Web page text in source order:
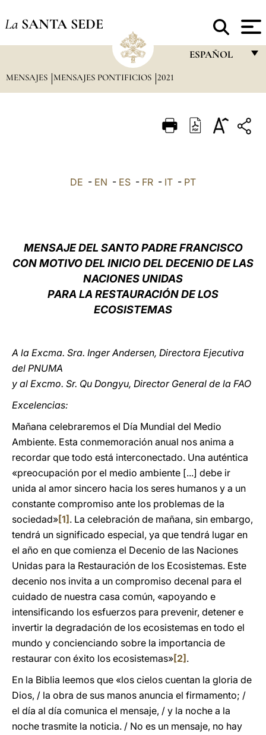
La SANTA SEDE
ESPAÑOL
ITALIANO
中文
MENSAJES MENSAJES PONTIFICIOS 2021
DE - EN - ES - FR - IT - PT
MENSAJE DEL SANTO PADRE FRANCISCO
CON MOTIVO DEL INICIO DEL DECENIO DE LAS
NACIONES UNIDAS
PARA LA RESTAURACIÓN DE LOS
ECOSISTEMAS
A la Excma. Sra. Inger Andersen, Directora Ejecutiva
del PNUMA
y al Excmo. Sr. Qu Dongyu, Director General de la FAO
Excelencias:
Mañana celebraremos el Día Mundial del Medio
Ambiente. Esta conmemoración anual nos anima a
recordar que todo está interconectado. Una auténtica
«preocupación por el medio ambiente [...] debe ir
unida al amor sincero hacia los seres humanos y a un
constante compromiso ante los problemas de la
sociedad»[1] . La celebración de mañana, sin embargo,
tendrá un significado especial, ya que tendrá lugar en
el año en que comienza el Decenio de las Naciones
Unidas para la Restauración de los Ecosistemas. Este
decenio nos invita a un compromiso decenal para el
cuidado de nuestra casa común, «apoyando e
intensificando los esfuerzos para prevenir, detener e
invertir la degradación de los ecosistemas en todo el
mundo y concienciando sobre la importancia de
restaurar con éxito los ecosistemas»[2] .
En la Biblia leemos que «los cielos cuentan la gloria de
Dios, / la obra de sus manos anuncia el firmamento; /
el día al día comunica el mensaje, / y la noche a la
noche trasmite la noticia. / No es un mensaje, no hay